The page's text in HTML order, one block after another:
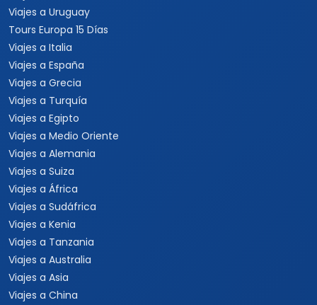
Viajes a Uruguay
Tours Europa 15 Días
Viajes a Italia
Viajes a España
Viajes a Grecia
Viajes a Turquía
Viajes a Egipto
Viajes a Medio Oriente
Viajes a Alemania
Viajes a Suiza
Viajes a África
Viajes a Sudáfrica
Viajes a Kenia
Viajes a Tanzania
Viajes a Australia
Viajes a Asia
Viajes a China